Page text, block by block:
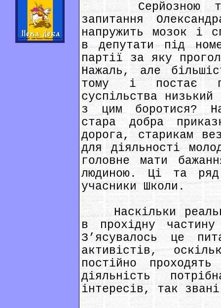
Серйозною
запитання
напружить мозок і
в депутати під
партії за яку
Нажаль, але
тому і постає
суспільства
з цим боротися?
стара добра
дорога, старикам
для діяльності
головне мати
людиною. Ці та
учасники Школи.
Наскільки
в прохідну
З’ясувалось це
активістів,
постійно
діяльність
інтересів, так